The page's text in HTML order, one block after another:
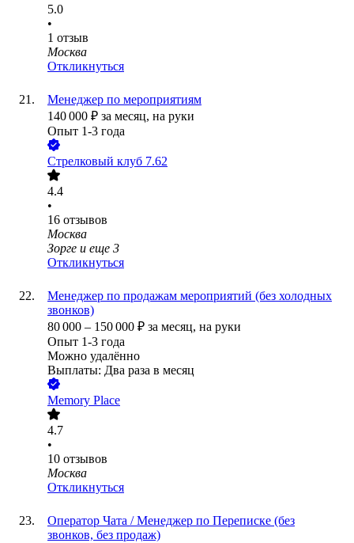
5.0
•
1 отзыв
Москва
Откликнуться
Менеджер по мероприятиям
140 000 ₽ за месяц, на руки
Опыт 1-3 года
Стрелковый клуб 7.62
4.4
•
16 отзывов
Москва
Зорге и еще 3
Откликнуться
Менеджер по продажам мероприятий (без холодных
звонков)
80 000 – 150 000 ₽ за месяц, на руки
Опыт 1-3 года
Можно удалённо
Выплаты: Два раза в месяц
Memory Place
4.7
•
10 отзывов
Москва
Откликнуться
Оператор Чата / Менеджер по Переписке (без
звонков, без продаж)